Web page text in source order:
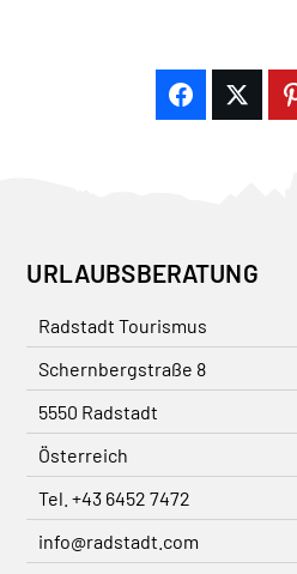
URLAUBSBERATUNG
Radstadt Tourismus
Schernbergstraße 8
5550 Radstadt
Österreich
Tel. +43 6452 7472
info@radstadt.com